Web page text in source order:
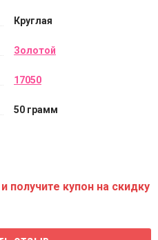
Круглая
Золотой
17050
50 грамм
получите купон на скидку